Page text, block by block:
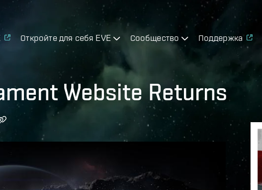
Откройте для себя EVE Сообщество Поддержка
Website Returns